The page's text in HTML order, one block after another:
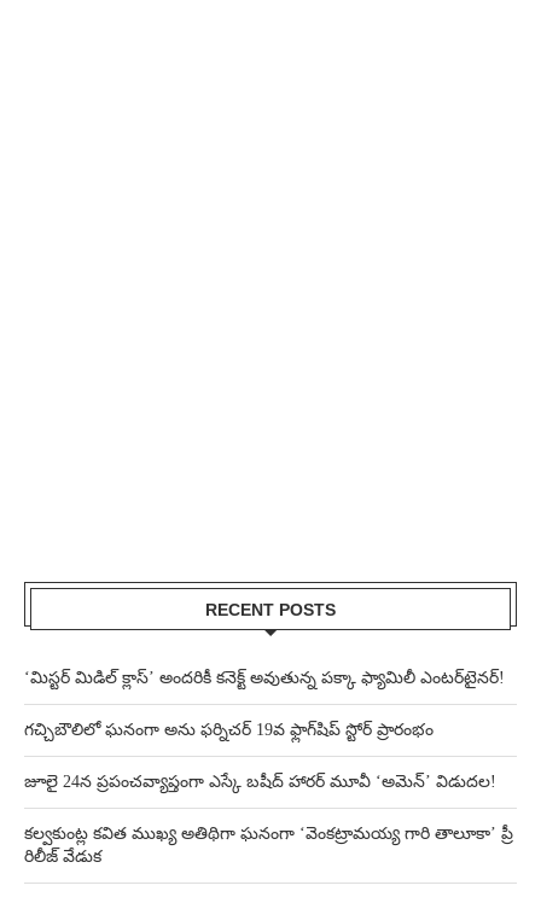
RECENT POSTS
‘మిస్టర్ మిడిల్ క్లాస్’ అందరికీ కనెక్ట్ అవుతున్న పక్కా ఫ్యామిలీ ఎంటర్‌టైనర్!
గచ్చిబౌలిలో ఘనంగా అను ఫర్నిచర్ 19వ ఫ్లాగ్‌షిప్ స్టోర్ ప్రారంభం
జూలై 24న ప్రపంచవ్యాప్తంగా ఎస్కే బషీద్‌ హారర్ మూవీ ‘అమెన్’ విడుదల!
కల్వకుంట్ల కవిత ముఖ్య అతిథిగా ఘనంగా ‘వెంకట్రామయ్య గారి తాలూకా’ ప్రీ
రిలీజ్ వేడుక